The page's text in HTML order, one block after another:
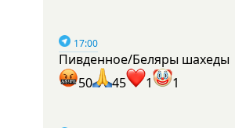
17:00
Пивденное/Беляры шахеды
50
45 1 1